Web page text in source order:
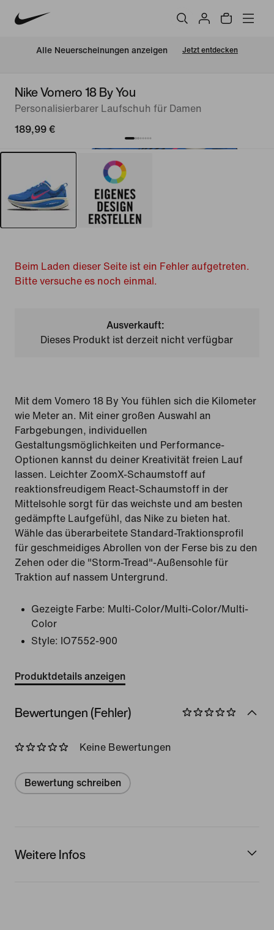
Alle Neuerscheinungen anzeigen Jetzt entdecken
Nike Vomero 18 By You
Personalisierbarer Laufschuh für Damen
189,99 €
Beim Laden dieser Seite ist ein Fehler aufgetreten.
Bitte versuche es noch einmal.
Ausverkauft:
Dieses Produkt ist derzeit nicht verfügbar
Mit dem Vomero 18 By You fühlen sich die Kilometer
wie Meter an. Mit einer großen Auswahl an
Farbgebungen, individuellen
Gestaltungsmöglichkeiten und Performance-
Optionen kannst du deiner Kreativität freien Lauf
lassen. Leichter ZoomX-Schaumstoff auf
reaktionsfreudigem React-Schaumstoff in der
Mittelsohle sorgt für das weichste und am besten
gedämpfte Laufgefühl, das Nike zu bieten hat.
Wähle das überarbeitete Standard-Traktionsprofil
für geschmeidiges Abrollen von der Ferse bis zu den
Zehen oder die "Storm-Tread"-Außensohle für
Traktion auf nassem Untergrund.
Gezeigte Farbe: Multi-Color/Multi-Color/Multi-
Color
Style:
IO7552-900
Produktdetails anzeigen
Bewertungen (Fehler)
Keine Bewertungen
Bewertung schreiben
Weitere Infos